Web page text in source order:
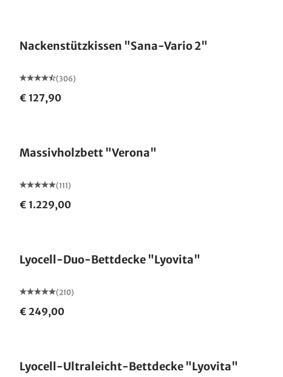
Nackenstützkissen "Sana-Vario 2"
(306)
€ 127,90
Massivholzbett "Verona"
(111)
€ 1.229,00
Lyocell-Duo-Bettdecke "Lyovita"
(210)
€ 249,00
Lyocell-Ultraleicht-Bettdecke "Lyovita"